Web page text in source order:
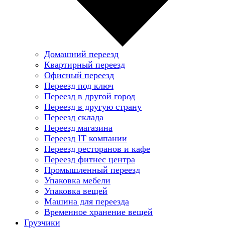
Домашний переезд
Квартирный переезд
Офисный переезд
Переезд под ключ
Переезд в другой город
Переезд в другую страну
Переезд склада
Переезд магазина
Переезд IT компании
Переезд ресторанов и кафе
Переезд фитнес центра
Промышленный переезд
Упаковка мебели
Упаковка вещей
Машина для переезда
Временное хранение вещей
Грузчики